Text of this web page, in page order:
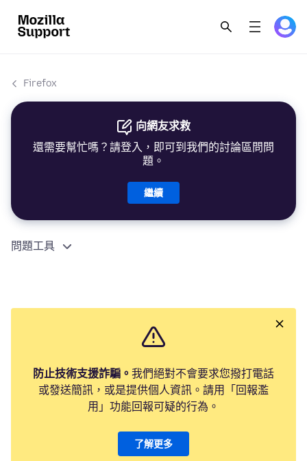
Firefox
向網友求救
還需要幫忙嗎？請登入，即可到我們的討論區問問
題。
繼續
問題工具
防止技術支援詐騙。 我們絕對不會要求您撥打電話
或發送簡訊，或是提供個人資訊。請用「回報濫
用」功能回報可疑的行為。
了解更多